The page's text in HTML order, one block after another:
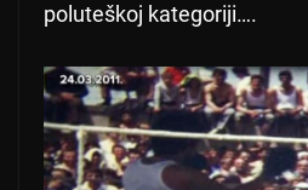
poluteškoj kategoriji….